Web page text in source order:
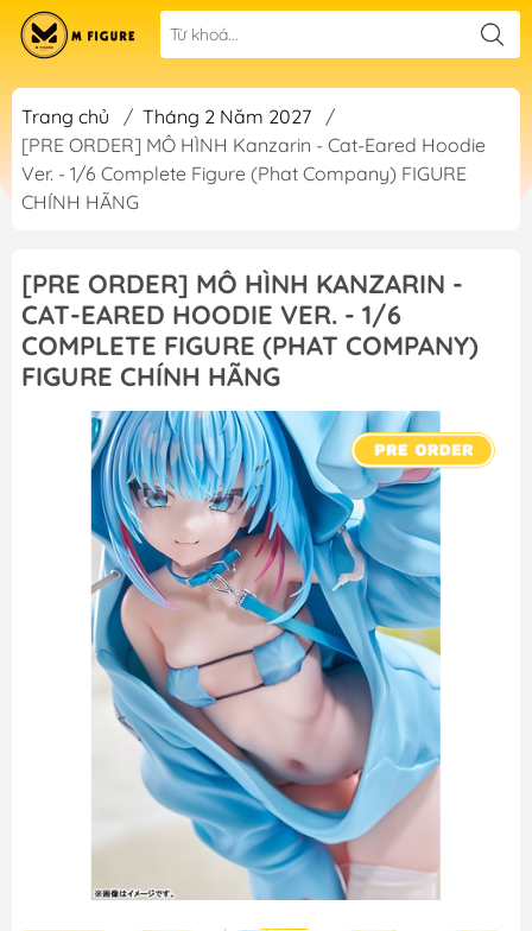
Trang chủ / Tháng 2 Năm 2027
/
[PRE ORDER] MÔ HÌNH Kanzarin - Cat-Eared Hoodie
Ver. - 1/6 Complete Figure (Phat Company) FIGURE
CHÍNH HÃNG
[PRE ORDER] MÔ HÌNH KANZARIN -
CAT-EARED HOODIE VER. - 1/6
COMPLETE FIGURE (PHAT COMPANY)
FIGURE CHÍNH HÃNG